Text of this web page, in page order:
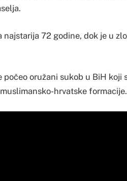
najstarija 72 godine, dok je u
počeo oružani sukob u BiH koji
hrvatske formacije.